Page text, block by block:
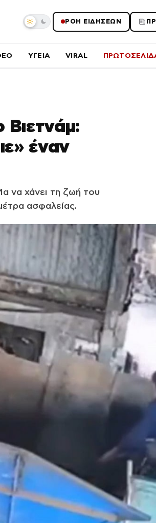
ΡΟΗ ΕΙΔΗΣΕΩΝ
ΥΓΕΙΑ VIRAL
Βιετνάμ:
έναν
να χάνει τη ζωή του
ασφαλείας.